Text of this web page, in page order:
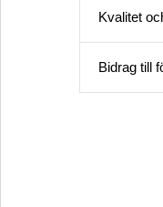
Kvalitet
Bidrag till